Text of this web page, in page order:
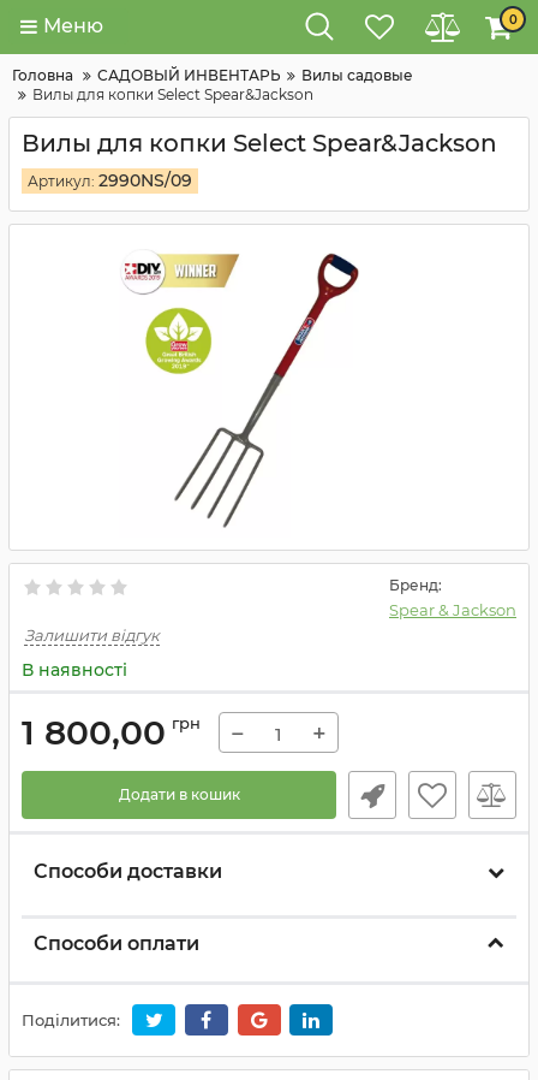
Меню 0
Головна САДОВЫЙ ИНВЕНТАРЬ
Вилы садовые
Вилы для копки Select Spear&Jackson
Вилы для копки Select Spear&Jackson
Артикул: 2990NS/09
Бренд:
Spear & Jackson
Залишити відгук
В наявності
1 800,00 грн − +
Додати в кошик
Способи доставки
Способи оплати
Поділитися: